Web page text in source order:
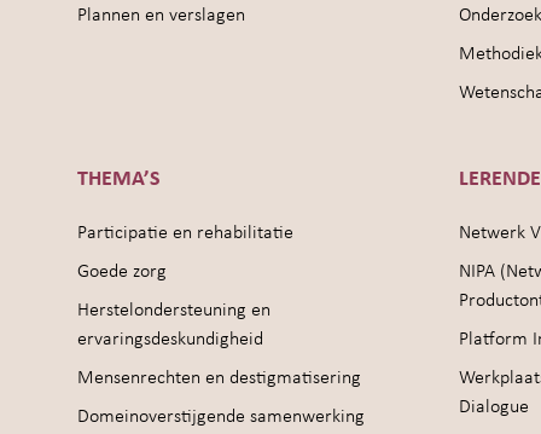
Plannen en verslagen
THEMA’S
Participatie en rehabilitatie
Goede zorg
Herstelondersteuning en
ervaringsdeskundigheid
Mensenrechten en destigmatisering
Domeinoverstijgende samenwerking
Netwerk
NIPA
Platform
Dialogue